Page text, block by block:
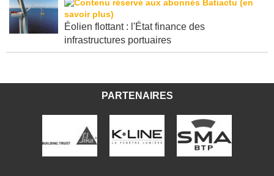
Éolien flottant : l'État finance des
infrastructures portuaires
PARTENAIRES